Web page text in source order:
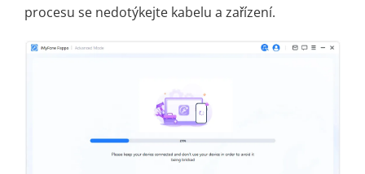
procesu se nedotýkejte kabelu a zařízení.